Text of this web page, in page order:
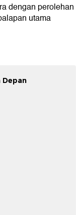
dengan perolehan
utama
Depan